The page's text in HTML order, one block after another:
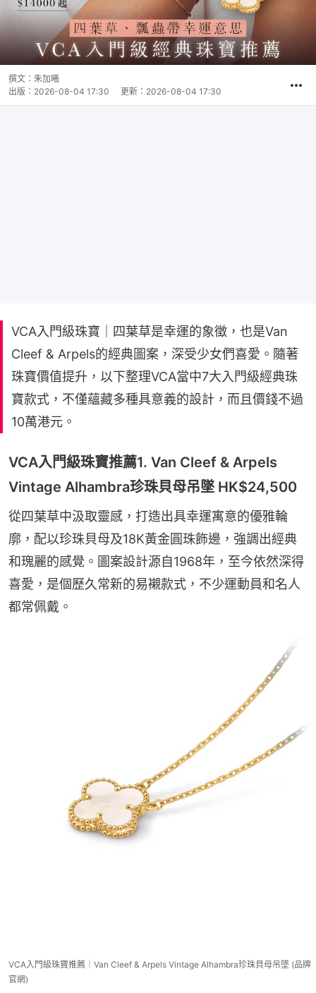
撰文： 朱加曦
出版： 2026-08-04 17:30 更新： 2026-08-04 17:30
VCA入門級珠寶｜四葉草是幸運的象徵，也是Van
Cleef & Arpels的經典圖案，深受少女們喜愛。隨著
珠寶價值提升，以下整理VCA當中7大入門級經典珠
寶款式，不僅蘊藏多種具意義的設計，而且價錢不過
10萬港元。
VCA入門級珠寶推薦1. Van Cleef & Arpels
Vintage Alhambra珍珠貝母吊墜 HK$24,500
從四葉草中汲取靈感，打造出具幸運寓意的優雅輪
廓，配以珍珠貝母及18K黃金圓珠飾邊，強調出經典
和瑰麗的感覺。圖案設計源自1968年，至今依然深得
喜愛，是個歷久常新的易襯款式，不少運動員和名人
都常佩戴。
VCA入門級珠寶推薦｜Van Cleef & Arpels Vintage Alhambra珍珠貝母吊墜 (品牌
官網)